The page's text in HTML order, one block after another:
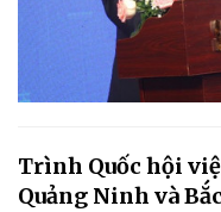
Trình Quốc hội
Quảng Ninh và